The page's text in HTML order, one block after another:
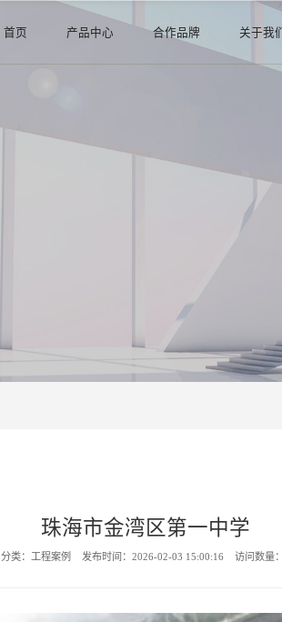
首页 产品中心 合作品牌 关于我们
珠海市金湾区第一中学
分类：工程案例 发布时间：2026-02-03 15:00:16 访问数量：